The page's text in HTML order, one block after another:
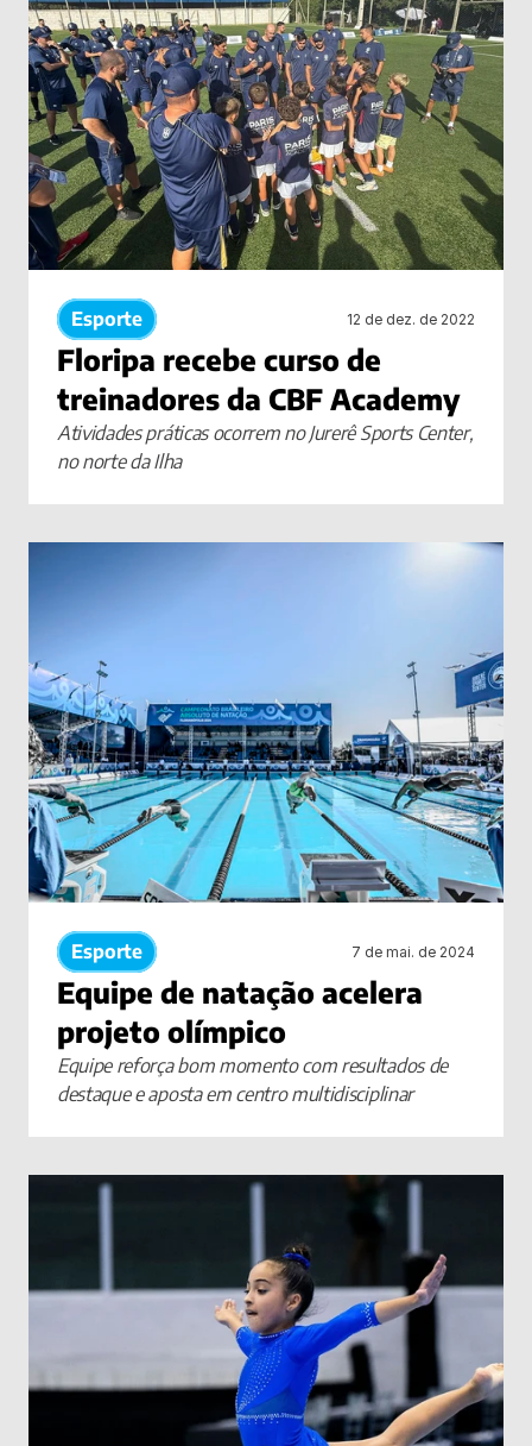
Esporte 12 de dez. de 2022
Floripa recebe curso de
treinadores da CBF Academy
Atividades práticas ocorrem no Jurerê Sports Center,
no norte da Ilha
Esporte 7 de mai. de 2024
Equipe de natação acelera
projeto olímpico
Equipe reforça bom momento com resultados de
destaque e aposta em centro multidisciplinar